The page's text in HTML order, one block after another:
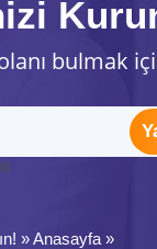
bulmak
»Anasayfa »